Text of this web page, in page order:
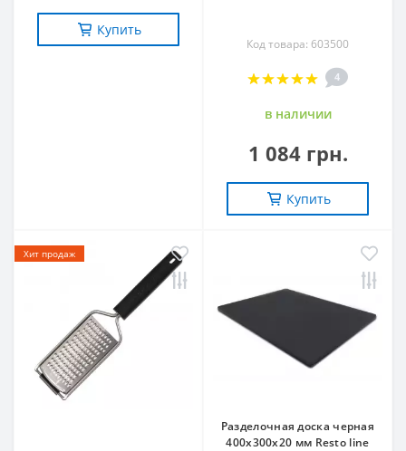
Купить
Код товара: 603500
4
в наличии
1 084 грн.
Купить
Хит продаж
Разделочная доска черная
400х300х20 мм Resto line